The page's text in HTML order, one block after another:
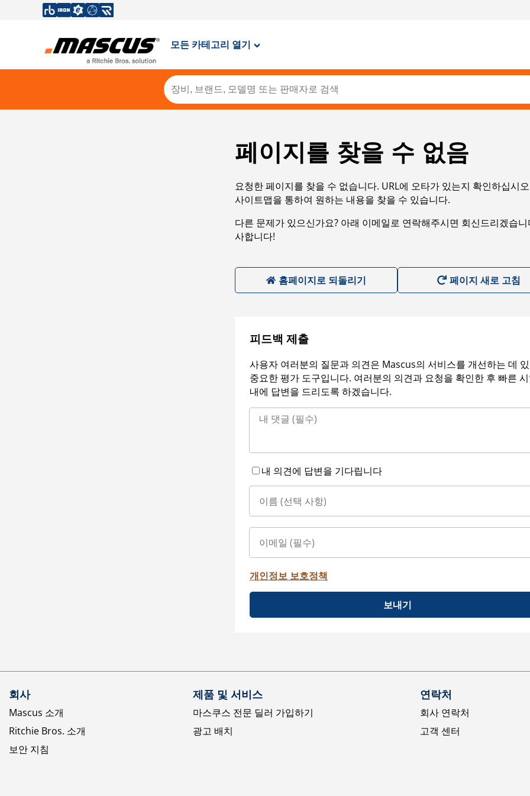
모든 카테고리 열기
페이지를 찾을 수 없음
요청한 페이지를 찾을 수 없습니다. URL에 오타가 있는지 확인하십시
사이트맵을 통하여 원하는 내용을 찾을 수 있습니다.
다른 문제가 있으신가요? 아래 이메일로 연락해주시면 회신드리겠습
사합니다!
홈페이지로 되돌리기 페이지 새로 고침
피드백 제출
사용자 여러분의 질문과 의견은 Mascus의 서비스를 개선하는 데
중요한 평가 도구입니다. 여러분의 의견과 요청을 확인한 후 빠른
내에 답변을 드리도록 하겠습니다.
내 의견에 답변을 기다립니다
개인정보 보호정책
보내기
회사
Mascus 소개
Ritchie Bros. 소개
보안 지침
제품 및 서비스
마스쿠스 전문 딜러 가입하기
광고 배치
연락처
회사 연락처
고객 센터